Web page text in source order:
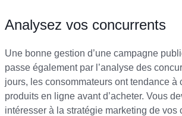
Analysez vos concurrents
Une bonne gestion d’une campagne
passe également par l’analyse des
jours, les consommateurs ont tendance à
produits en ligne avant d’acheter. Vous
intéresser à la stratégie marketing de vos